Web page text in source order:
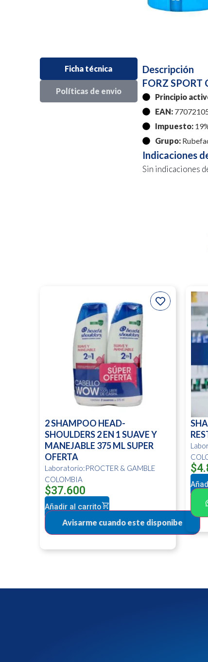
Ficha técnica
Políticas de envio
Descripción
FORZ SPORT
Principio
EAN:
Impuesto:
Grupo:
Indicaciones
Sin indicaciones
2 SHAMPOO HEAD-
SHOULDERS 2 EN 1 SUAVE Y
MANEJABLE 375 ML SUPER
OFERTA
Laboratorio:PROCTER & GAMBLE
COLOMBIA
$37.600
Añadir al carrito
$